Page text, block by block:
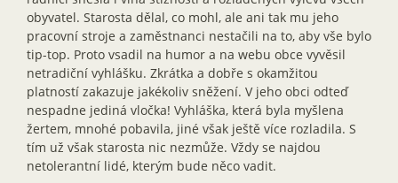
obyvatel. Starosta dělal, co mohl, ale ani tak mu jeho
pracovní stroje a zaměstnanci nestačili na to, aby vše bylo
tip-top. Proto vsadil na humor a na webu obce vyvěsil
netradiční vyhlášku. Zkrátka a dobře s okamžitou
platností zakazuje jakékoliv sněžení. V jeho obci odteď
nespadne jediná vločka! Vyhláška, která byla myšlena
žertem, mnohé pobavila, jiné však ještě více rozladila. S
tím už však starosta nic nezmůže. Vždy se najdou
netolerantní lidé, kterým bude něco vadit.